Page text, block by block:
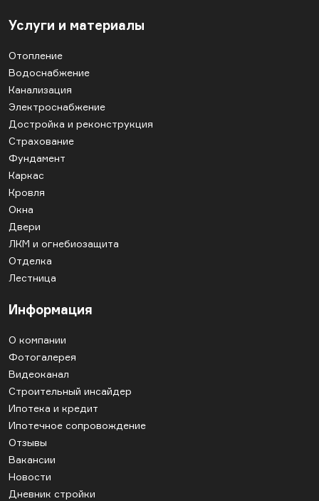
Услуги и материалы
Отопление
Водоснабжение
Канализация
Электроснабжение
Достройка и реконструкция
Страхование
Фундамент
Каркас
Кровля
Окна
Двери
ЛКМ и огнебиозащита
Отделка
Лестница
Информация
О компании
Фотогалерея
Видеоканал
Строительный инсайдер
Ипотека и кредит
Ипотечное сопровождение
Отзывы
Вакансии
Новости
Дневник стройки